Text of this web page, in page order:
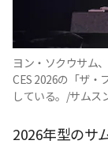
ヨン・ソクウサム
CES 2026の「ザ・
している。/サムス
2026年型のサ